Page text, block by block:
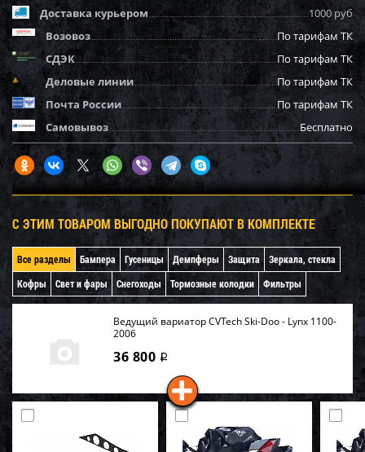
Доставка курьером
1000 руб
Возовоз
По тарифам ТК
СДЭК
По тарифам ТК
Деловые линии
По тарифам ТК
Почта России
По тарифам ТК
Самовывоз
Бесплатно
С ЭТИМ ТОВАРОМ ВЫГОДНО ПОКУПАЮТ В КОМПЛЕКТЕ
Все разделы Бампера Гусеницы Демпферы Защита
Зеркала, стекла
Кофры
Свет и фары Снегоходы Тормозные колодки Фильтры
Ведущий вариатор CVTech Ski-Doo - Lynx 1100-
2006
36 800 i